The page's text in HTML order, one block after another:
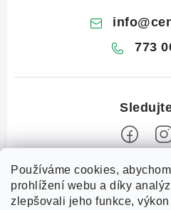
Používáme cookies,
prohlížení webu a díky
zlepšovali jeho funkce,
info@
773